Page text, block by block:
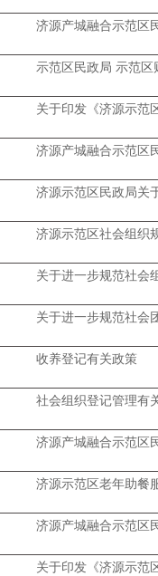
济源产城融合示范区
示范区民政局 示范区
关于印发《济源示范
济源产城融合示范区
济源示范区民政局关
济源示范区社会组织
关于进一步规范社会
关于进一步规范社会
收养登记有关政策
社会组织登记管理有
济源产城融合示范区
济源示范区老年助餐
济源产城融合示范区
关于印发《济源示范